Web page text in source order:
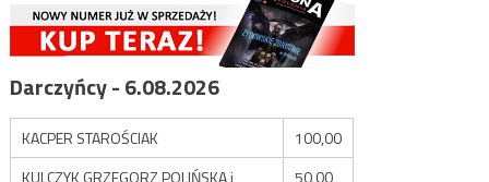
Darczyńcy - 6.08.2026
KACPER STAROŚCIAK
100,00